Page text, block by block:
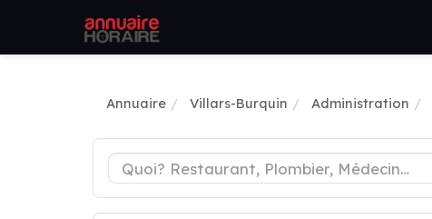
Annuaire Villars-Burquin Administration